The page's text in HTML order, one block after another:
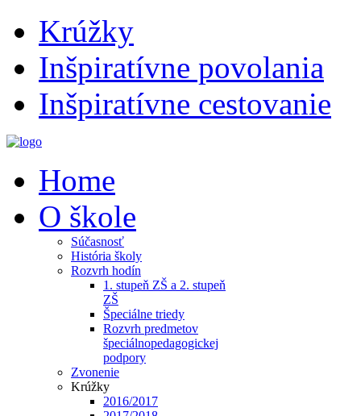
Krúžky
Inšpiratívne povolania
Inšpiratívne cestovanie
Home
O škole
Súčasnosť
História školy
Rozvrh hodín
1. stupeň ZŠ a 2. stupeň
ZŠ
Špeciálne triedy
Rozvrh predmetov
špeciálnopedagogickej
podpory
Zvonenie
Krúžky
2016/2017